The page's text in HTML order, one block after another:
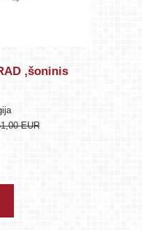
,šoninis
EUR